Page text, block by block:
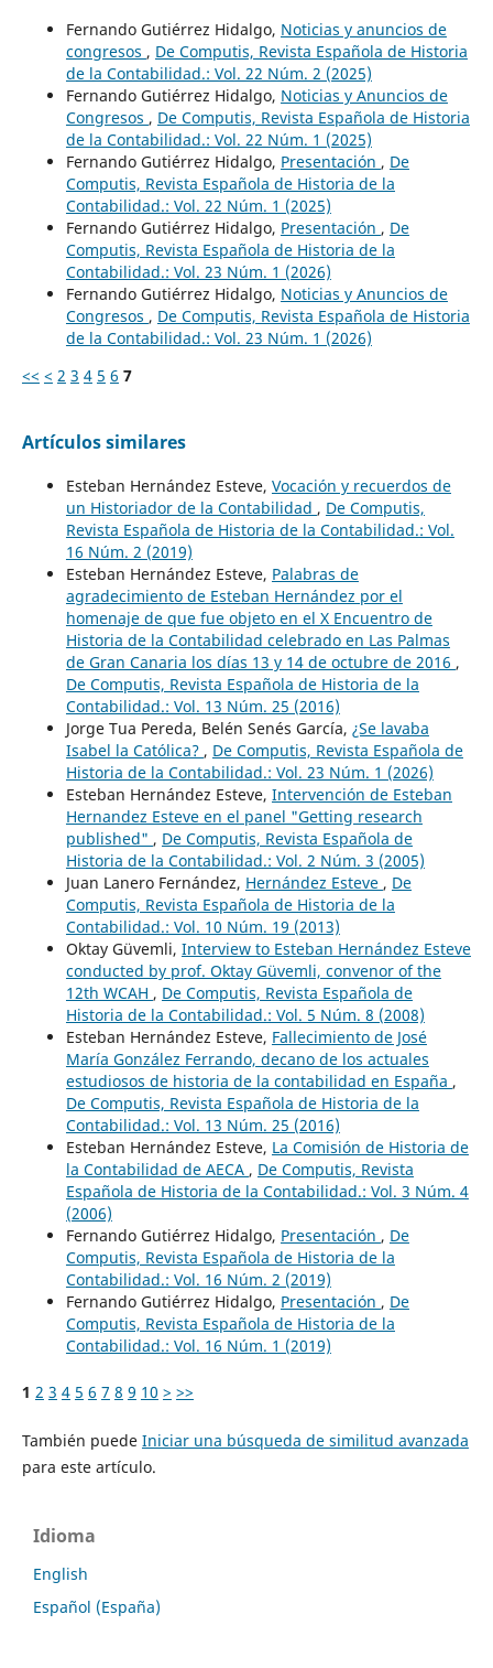
Fernando Gutiérrez Hidalgo, Noticias y anuncios de
congresos , De Computis, Revista Española de Historia
de la Contabilidad.: Vol. 22 Núm. 2 (2025)
Fernando Gutiérrez Hidalgo, Noticias y Anuncios de
Congresos , De Computis, Revista Española de Historia
de la Contabilidad.: Vol. 22 Núm. 1 (2025)
Fernando Gutiérrez Hidalgo, Presentación , De
Computis, Revista Española de Historia de la
Contabilidad.: Vol. 22 Núm. 1 (2025)
Fernando Gutiérrez Hidalgo, Presentación , De
Computis, Revista Española de Historia de la
Contabilidad.: Vol. 23 Núm. 1 (2026)
Fernando Gutiérrez Hidalgo, Noticias y Anuncios de
Congresos , De Computis, Revista Española de Historia
de la Contabilidad.: Vol. 23 Núm. 1 (2026)
<< < 2 3 4 5 6 7
Artículos similares
Esteban Hernández Esteve, Vocación y recuerdos de
un Historiador de la Contabilidad , De Computis,
Revista Española de Historia de la Contabilidad.: Vol.
16 Núm. 2 (2019)
Esteban Hernández Esteve, Palabras de
agradecimiento de Esteban Hernández por el
homenaje de que fue objeto en el X Encuentro de
Historia de la Contabilidad celebrado en Las Palmas
de Gran Canaria los días 13 y 14 de octubre de 2016 ,
De Computis, Revista Española de Historia de la
Contabilidad.: Vol. 13 Núm. 25 (2016)
Jorge Tua Pereda, Belén Senés García, ¿Se lavaba
Isabel la Católica? , De Computis, Revista Española de
Historia de la Contabilidad.: Vol. 23 Núm. 1 (2026)
Esteban Hernández Esteve, Intervención de Esteban
Hernandez Esteve en el panel "Getting research
published" , De Computis, Revista Española de
Historia de la Contabilidad.: Vol. 2 Núm. 3 (2005)
Juan Lanero Fernández, Hernández Esteve , De
Computis, Revista Española de Historia de la
Contabilidad.: Vol. 10 Núm. 19 (2013)
Oktay Güvemli, Interview to Esteban Hernández Esteve
conducted by prof. Oktay Güvemli, convenor of the
12th WCAH , De Computis, Revista Española de
Historia de la Contabilidad.: Vol. 5 Núm. 8 (2008)
Esteban Hernández Esteve, Fallecimiento de José
María González Ferrando, decano de los actuales
estudiosos de historia de la contabilidad en España ,
De Computis, Revista Española de Historia de la
Contabilidad.: Vol. 13 Núm. 25 (2016)
Esteban Hernández Esteve, La Comisión de Historia de
la Contabilidad de AECA , De Computis, Revista
Española de Historia de la Contabilidad.: Vol. 3 Núm. 4
(2006)
Fernando Gutiérrez Hidalgo, Presentación , De
Computis, Revista Española de Historia de la
Contabilidad.: Vol. 16 Núm. 2 (2019)
Fernando Gutiérrez Hidalgo, Presentación , De
Computis, Revista Española de Historia de la
Contabilidad.: Vol. 16 Núm. 1 (2019)
1 2 3 4 5 6 7 8 9 10 > >>
También puede Iniciar una búsqueda de similitud avanzada
para este artículo.
Idioma
English
Español (España)